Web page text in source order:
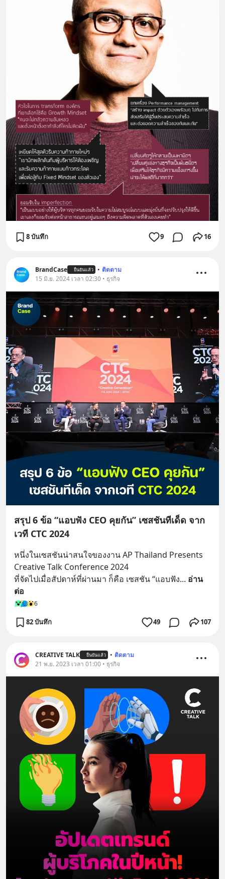
8 บันทึก 9 16
BrandCase ยืนยันแล้ว • ติดตาม
15 มิ.ย. 2024 เวลา 02:30 • ธุรกิจ
สรุป 6 ข้อ “แอบฟัง CEO คุยกัน” เซสชันทีเด็ด จาก
เวที CTC 2024
หนึ่งในเซสชันน่าสนใจของงาน AP Thailand Presents
Creative Talk Conference 2024
ที่จัดไปเมื่อสัปดาห์ที่ผ่านมา ก็คือ เซสชัน “แอบฟัง... อ่าน
ต่อ
6
82 บันทึก 49 107
CREATIVE TALK ยืนยันแล้ว • ติดตาม
21 พ.ย. 2023 เวลา 01:00 • ธุรกิจ